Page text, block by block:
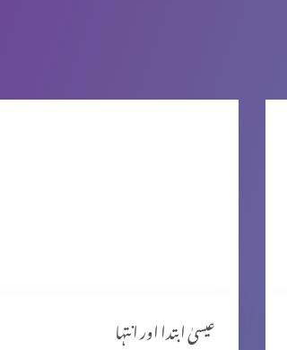
عیسیٰ ابتدا اور انتہا